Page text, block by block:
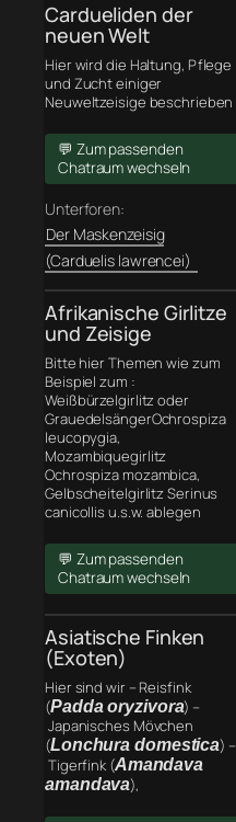
Cardueliden der
neuen Welt
Hier wird die Haltung, Pflege
und Zucht einiger
Neuweltzeisige beschrieben
💬 Zum passenden
Chatraum wechseln
Unterforen:
Der Maskenzeisig
(Carduelis lawrencei)
Afrikanische Girlitze
und Zeisige
Bitte hier Themen wie zum
Beispiel zum :
Weißbürzelgirlitz oder
GrauedelsängerOchrospiza
leucopygia,
Mozambiquegirlitz
Ochrospiza mozambica,
Gelbscheitelgirlitz Serinus
canicollis u.s.w. ablegen
💬 Zum passenden
Chatraum wechseln
Asiatische Finken
(Exoten)
Hier sind wir – Reisfink
(Padda oryzivora) –
Japanisches Mövchen
(Lonchura domestica) –
Tigerfink (Amandava
amandava),